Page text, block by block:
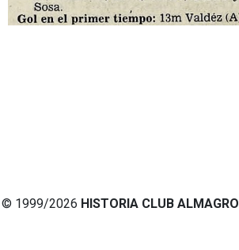
© 1999/2026 HISTORIA CLUB ALMAGRO